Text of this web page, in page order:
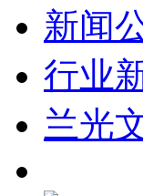
新闻
行业
兰光